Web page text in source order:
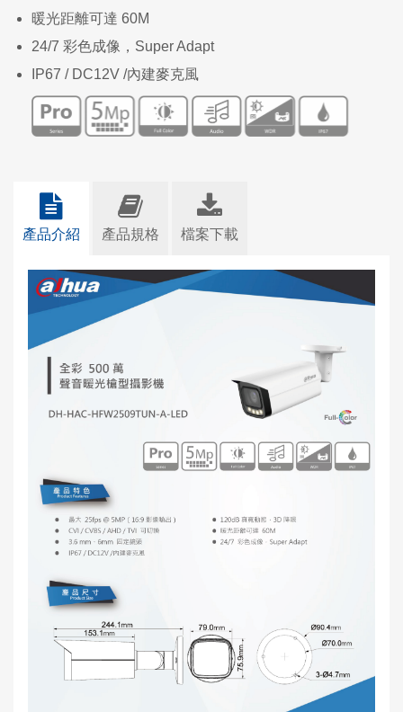
暖光距離可達 60M
24/7 彩色成像，Super Adapt
IP67 / DC12V /內建麥克風
產品介紹 產品規格 檔案下載